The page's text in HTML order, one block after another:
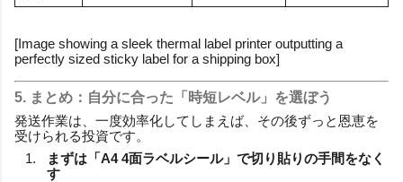
[Image showing a sleek thermal label printer outputting a
perfectly sized sticky label for a shipping box]
5. まとめ：自分に合った「時短レベル」を選ぼう
発送作業は、一度効率化してしまえば、その後ずっと恩恵を
受けられる投資です。
まずは「A4 4面ラベルシール」で切り貼りの手間をなく
す